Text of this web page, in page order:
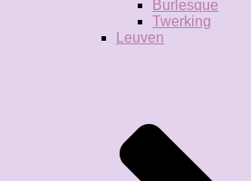
Burlesque
Twerking
Leuven